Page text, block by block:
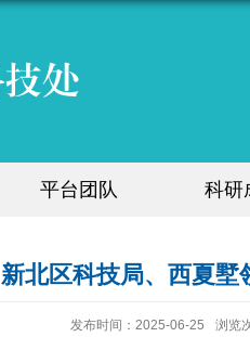
平台团队 科研
新北区科技局、西夏墅
发布时间：2025-06-25 浏览